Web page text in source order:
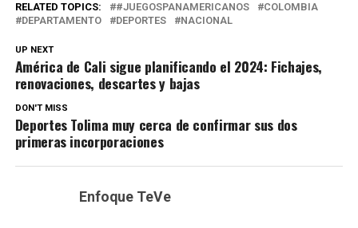
RELATED TOPICS: #JUEGOSPANAMERICANOS
COLOMBIA
DEPARTAMENTO
DEPORTES NACIONAL
UP NEXT
América de Cali sigue planificando el 2024: Fichajes,
renovaciones, descartes y bajas
DON'T MISS
Deportes Tolima muy cerca de confirmar sus dos
primeras incorporaciones
Enfoque TeVe